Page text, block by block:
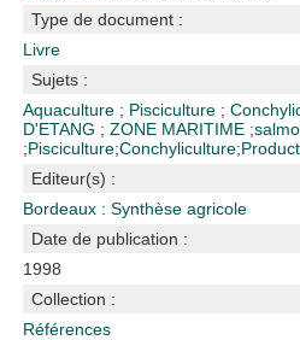
Type de document :
Livre
Sujets :
Aquaculture ; Pisciculture ;
D'ETANG ;ZONE MARITIME ;
;Pisciculture;Conchyliculture;
Editeur(s) :
Bordeaux : Synthèse agricole
Date de publication :
1998
Collection :
Références